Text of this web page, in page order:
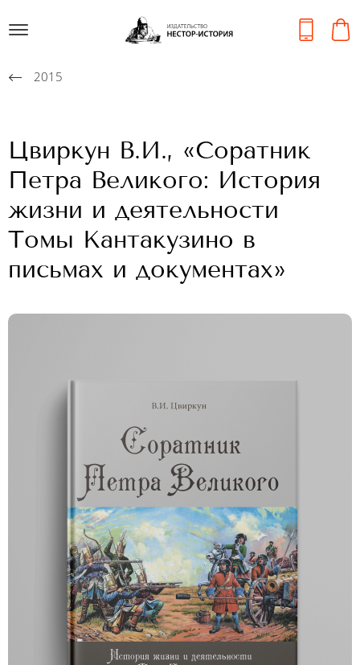
2015
Цвиркун В.И., «Соратник
Петра Великого: История
жизни и деятельности
Томы Кантакузино в
письмах и документах»